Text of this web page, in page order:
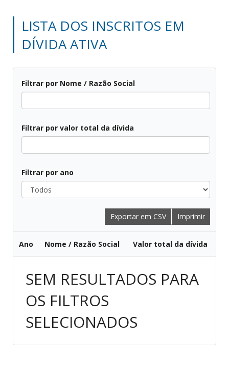
LISTA DOS INSCRITOS EM
DÍVIDA ATIVA
Filtrar por Nome / Razão Social
Filtrar por valor total da dívida
Filtrar por ano
Todos
Exportar em CSV Imprimir
Ano Nome / Razão Social Valor total da dívida
SEM RESULTADOS PARA
OS FILTROS
SELECIONADOS